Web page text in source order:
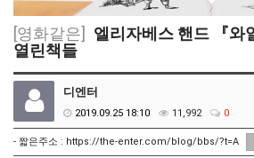
[영화같은]
엘리자베스 핸드 『와
열린책들
디엔터
2019.09.25 18:10 11,992 0
- 짧은주소 : https://the-enter.com/blog/bbs/?t=A